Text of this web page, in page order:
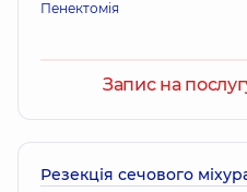
Пенектомія
Запис на
Резекція сечового